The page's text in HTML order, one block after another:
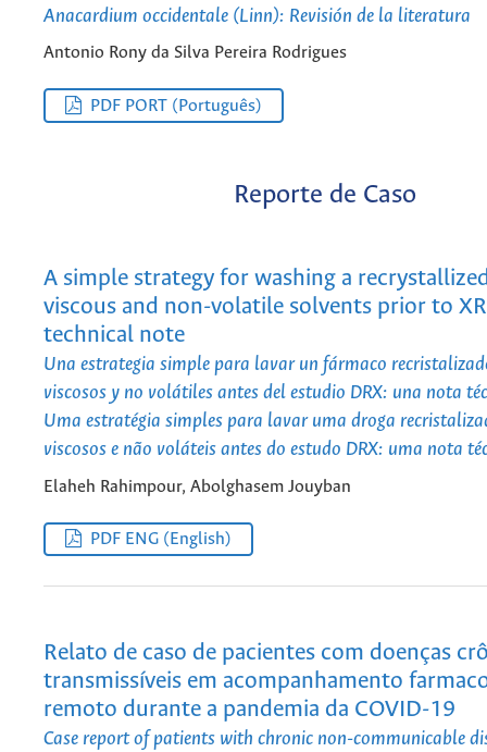
Anacardium occidentale (Linn): Revisión de la literatura
Antonio Rony da Silva Pereira Rodrigues
PDF PORT (Português)
Reporte de Caso
A simple strategy for washing a
viscous and non-volatile solvents prior to
technical note
Una estrategia simple para lavar un fármaco
viscosos y no volátiles antes del estudio DRX: una nota
Uma estratégia simples para lavar uma droga
viscosos e não voláteis antes do estudo DRX: uma nota
Elaheh Rahimpour, Abolghasem Jouyban
PDF ENG (English)
Relato de caso de pacientes com doenças
transmissíveis em acompanhamento
remoto durante a pandemia da COVID-19
Case report of patients with chronic non-communicable